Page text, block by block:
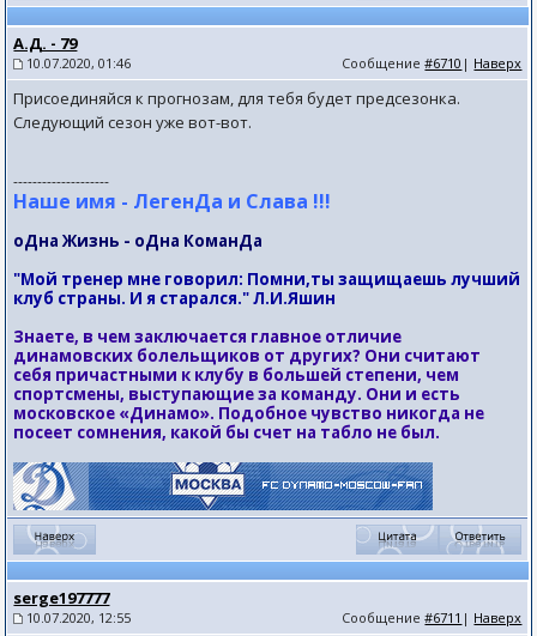
А.Д. - 79
10.07.2020, 01:46 Сообщение#6710 | Наверх
Присоединяйся к прогнозам, для тебя будет предсезонка.
Следующий сезон уже вот-вот.
--------------------
Наше имя - ЛегенДа и Слава !!!
оДна Жизнь - оДна КоманДа
"Мой тренер мне говорил: Помни,ты защищаешь лучший
клуб страны. И я старался." Л.И.Яшин
Знаете, в чем заключается главное отличие
динамовских болельщиков от других? Они считают
себя причастными к клубу в большей степени, чем
спортсмены, выступающие за команду. Они и есть
московское «Динамо». Подобное чувство никогда не
посеет сомнения, какой бы счет на табло не был.
serge197777
10.07.2020, 12:55 Сообщение#6711 | Наверх